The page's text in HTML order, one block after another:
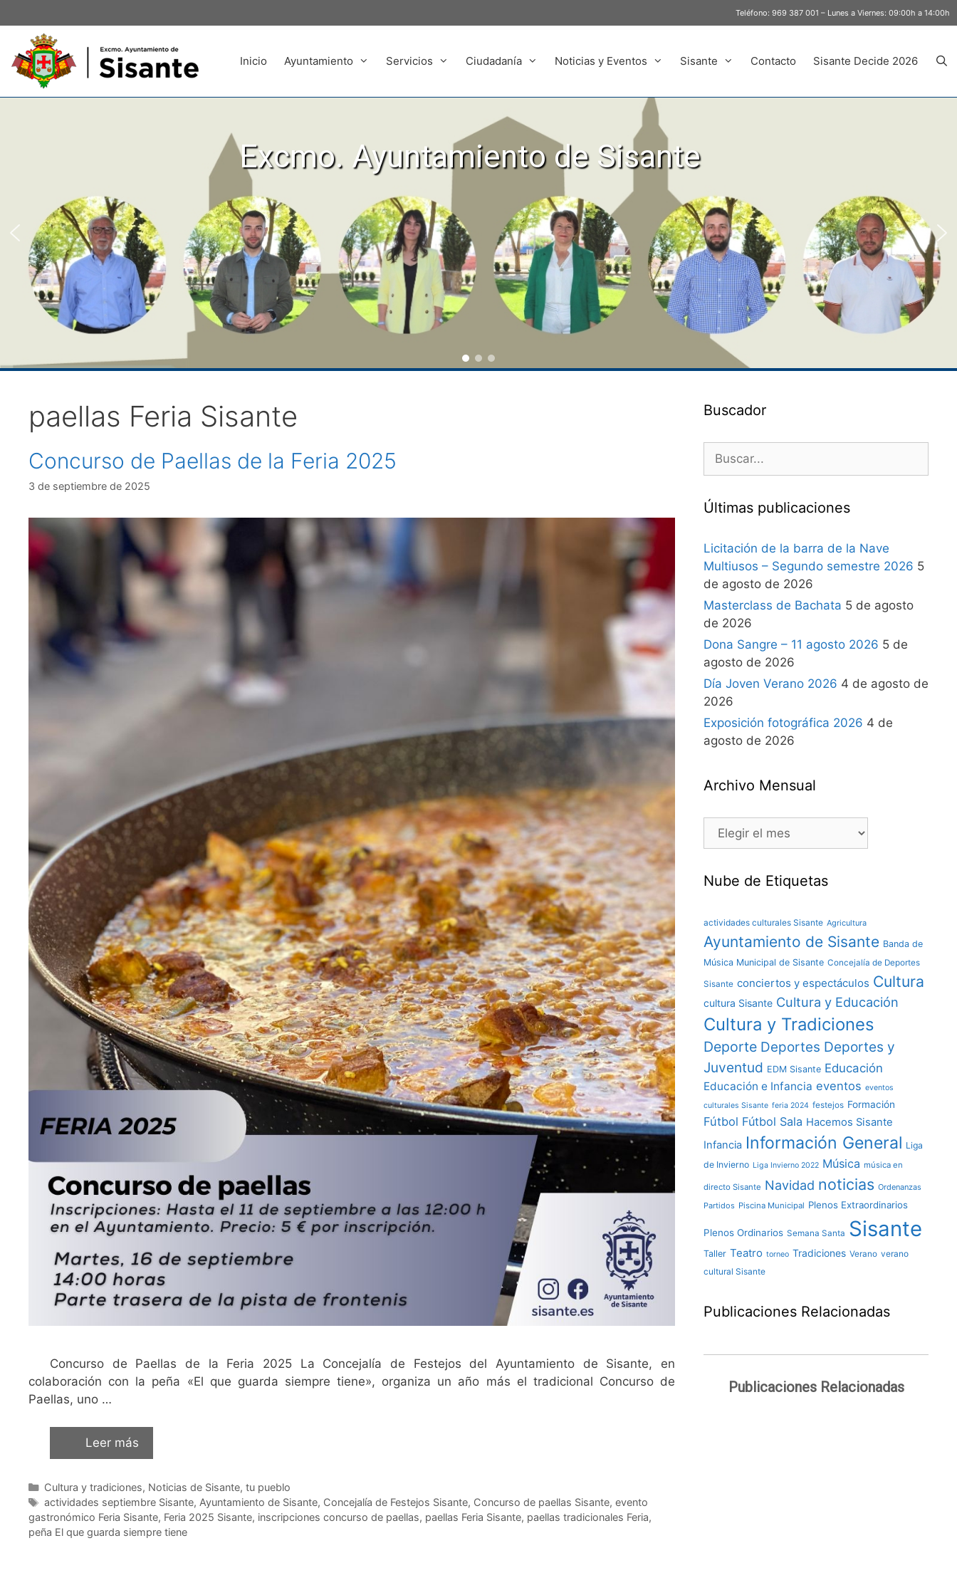
Teléfono: 969 387 001 – Lunes a Viernes: 09:00h a 14:00h
Inicio Ayuntamiento Servicios Ciudadanía Noticias y Eventos Sisante Contacto Sisante Decide 2026
Excmo. Ayuntamiento de Sisante
paellas Feria Sisante
Concurso de Paellas de la Feria 2025
3 de septiembre de 2025
Concurso de Paellas de la Feria 2025 La Concejalía de Festejos del Ayuntamiento de Sisante, en
colaboración con la peña «El que guarda siempre tiene», organiza un año más el tradicional Concurso de
Paellas, uno …
Leer más
Cultura y tradiciones, Noticias de Sisante, tu pueblo
actividades septiembre Sisante, Ayuntamiento de Sisante, Concejalía de Festejos Sisante, Concurso de paellas Sisante, evento
gastronómico Feria Sisante, Feria 2025 Sisante, inscripciones concurso de paellas, paellas Feria Sisante, paellas tradicionales Feria,
peña El que guarda siempre tiene
Buscador
Últimas publicaciones
Licitación de la barra de la Nave
Multiusos – Segundo semestre 2026 5
de agosto de 2026
Masterclass de Bachata 5 de agosto
de 2026
Dona Sangre – 11 agosto 2026 5 de
agosto de 2026
Día Joven Verano 2026 4 de agosto de
2026
Exposición fotográfica 2026 4 de
agosto de 2026
Archivo Mensual
Nube de Etiquetas
actividades culturales Sisante Agricultura
Ayuntamiento de Sisante Banda de
Música Municipal de Sisante Concejalía de Deportes
Sisante conciertos y espectáculos Cultura
cultura Sisante Cultura y Educación
Cultura y Tradiciones
Deporte Deportes Deportes y
Juventud EDM Sisante Educación
Educación e Infancia eventos eventos
culturales Sisante feria 2024 festejos Formación
Fútbol Fútbol Sala Hacemos Sisante
Infancia Información General Liga
de Invierno Liga Invierno 2022 Música música en
directo Sisante Navidad noticias Ordenanzas
Partidos Piscina Municipal Plenos Extraordinarios
Plenos Ordinarios Semana Santa Sisante
Taller Teatro torneo Tradiciones Verano verano
cultural Sisante
Publicaciones Relacionadas
Publicaciones Relacionadas